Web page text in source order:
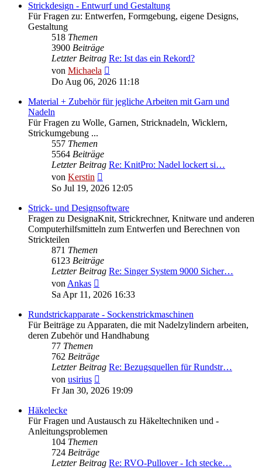
Strickdesign - Entwurf und Gestaltung
Für Fragen zu: Entwerfen, Formgebung, eigene Designs,
Gestaltung
518 Themen
3900 Beiträge
Letzter Beitrag Re: Ist das ein Rekord?
von Michaela
Beitrag
Do Aug 06, 2026 11:18
Material + Zubehör für jegliche Arbeiten mit Garn und
Nadeln
Für Fragen zu Wolle, Garnen, Stricknadeln, Wicklern,
Strickumgebung ...
557 Themen
5564 Beiträge
Letzter Beitrag Re: KnitPro: Nadel lockert si…
von Kerstin
Beitrag
So Jul 19, 2026 12:05
Strick- und Designsoftware
Fragen zu DesignaKnit, Strickrechner, Knitware und anderen
Computerhilfsmitteln zum Entwerfen und Berechnen von
Strickteilen
871 Themen
6123 Beiträge
Letzter Beitrag Re: Singer System 9000 Sicher…
vonAnkas
Beitrag
Sa Apr 11, 2026 16:33
Rundstrickapparate - Sockenstrickmaschinen
Für Beiträge zu Apparaten, die mit Nadelzylindern arbeiten,
deren Zubehör und Handhabung
77 Themen
762 Beiträge
Letzter Beitrag Re: Bezugsquellen für Rundstr…
von usirius
Beitrag
Fr Jan 30, 2026 19:09
Häkelecke
Für Fragen und Austausch zu Häkeltechniken und -
Anleitungsproblemen
104 Themen
724 Beiträge
Letzter Beitrag Re: RVO-Pullover - Ich stecke…